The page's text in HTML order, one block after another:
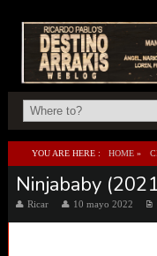
YOU ARE HERE : HOME »
Ninjababy
Ricar 10 mayo 2022